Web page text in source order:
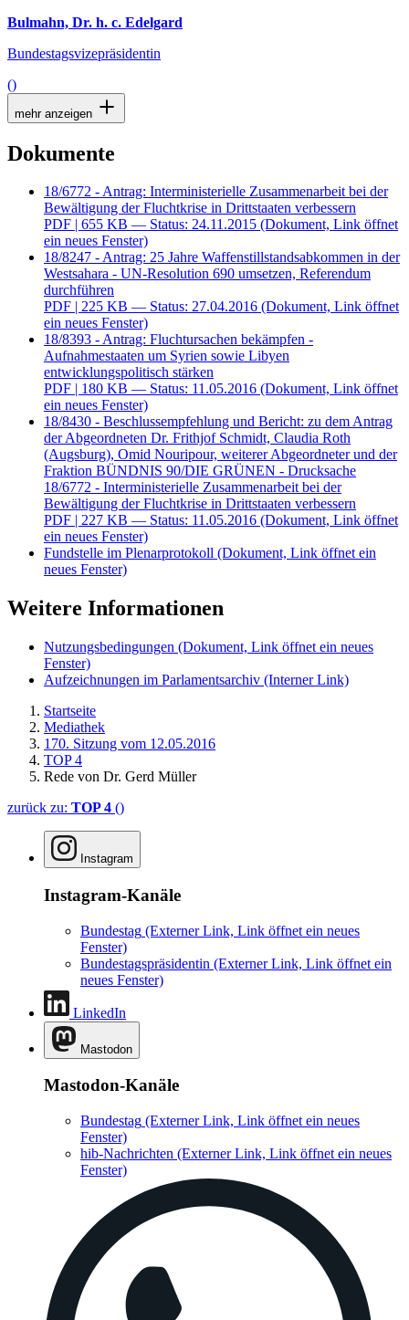
Bulmahn, Dr. h. c. Edelgard
Bundestagsvizepräsidentin
()
mehr anzeigen
Dokumente
18/6772 - Antrag: Interministerielle Zusammenarbeit bei der
Bewältigung der Fluchtkrise in Drittstaaten verbessern
PDF | 655 KB — Status: 24.11.2015 (Dokument, Link öffnet
ein neues Fenster)
18/8247 - Antrag: 25 Jahre Waffenstillstandsabkommen in der
Westsahara - UN-Resolution 690 umsetzen, Referendum
durchführen
PDF | 225 KB — Status: 27.04.2016 (Dokument, Link öffnet
ein neues Fenster)
18/8393 - Antrag: Fluchtursachen bekämpfen -
Aufnahmestaaten um Syrien sowie Libyen
entwicklungspolitisch stärken
PDF | 180 KB — Status: 11.05.2016 (Dokument, Link öffnet
ein neues Fenster)
18/8430 - Beschlussempfehlung und Bericht: zu dem Antrag
der Abgeordneten Dr. Frithjof Schmidt, Claudia Roth
(Augsburg), Omid Nouripour, weiterer Abgeordneter und der
Fraktion BÜNDNIS 90/DIE GRÜNEN - Drucksache
18/6772 - Interministerielle Zusammenarbeit bei der
Bewältigung der Fluchtkrise in Drittstaaten verbessern
PDF | 227 KB — Status: 11.05.2016 (Dokument, Link öffnet
ein neues Fenster)
Fundstelle im Plenarprotokoll (Dokument, Link öffnet ein
neues Fenster)
Weitere Informationen
Nutzungsbedingungen (Dokument, Link öffnet ein neues
Fenster)
Aufzeichnungen im Parlamentsarchiv (Interner Link)
Startseite
Mediathek
170. Sitzung vom 12.05.2016
TOP 4
Rede von Dr. Gerd Müller
zurück zu: TOP 4 ()
Instagram
Instagram-Kanäle
Bundestag (Externer Link, Link öffnet ein neues
Fenster)
Bundestagspräsidentin (Externer Link, Link öffnet ein
neues Fenster)
LinkedIn
Mastodon
Mastodon-Kanäle
Bundestag (Externer Link, Link öffnet ein neues
Fenster)
hib-Nachrichten (Externer Link, Link öffnet ein neues
Fenster)